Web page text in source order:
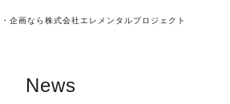
企画なら株式会社エレメンタルプロジェクト
News